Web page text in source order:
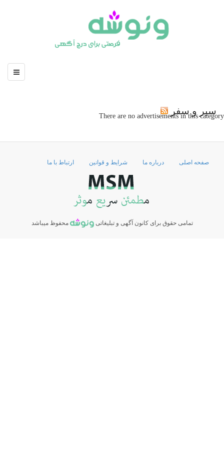
سير و سفر
There are no advertisements in this category
صفحه اصلی درباره ما شرایط و قوانین ارتباط با ما
تمامی حقوق برای کانون آگهی و تبلیغاتی محفوظ میباشد